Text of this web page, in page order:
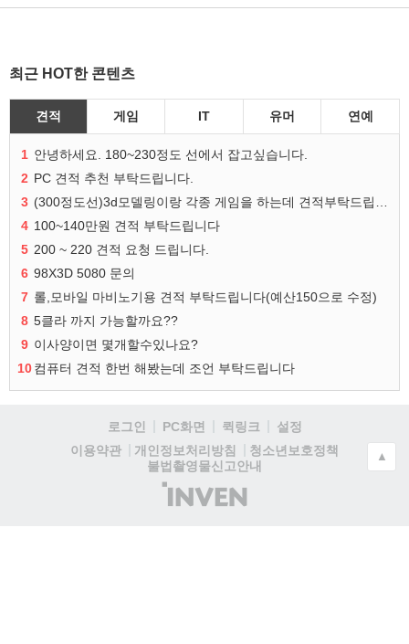
최근 HOT한 콘텐츠
견적 게임 IT 유머 연예
1 안녕하세요. 180~230정도 선에서 잡고싶습니다.
2 PC 견적 추천 부탁드립니다.
3
4 100~140만원 견적 부탁드립니다
5 200 ~ 220 견적 요청 드립니다.
6 98X3D 5080 문의
7 롤,모바일 마비노기용 견적 부탁드립니다(예산150으로 수정)
8 5클라 까지 가능할까요??
9 이사양이면 몇개할수있나요?
10컴퓨터 견적 한번 해봤는데 조언 부탁드립니다
로그인 PC화면 퀵링크
설정
이용약관
개인정보처리방침
청소년보호정책
불법촬영물신고안내
(주)
인
▲